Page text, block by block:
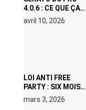
4.0.6 : CE QUE ÇA
CHANGE, MÊME SI
VOUS N’ÊTES NI
avril 10, 2026
LOI ANTI FREE
PARTY : SIX MOIS
DE PRISON ET 5
000 € D’AMENDE
mars 3, 2026